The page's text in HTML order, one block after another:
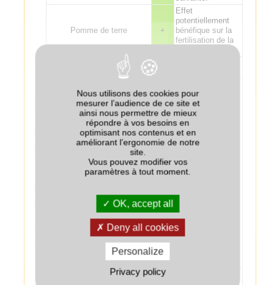
Pomme de terre +
Effet
potentiellement
bénéfique sur la
fertilisation de la
Lin +/-
potentiellement
bénéfique sur la
fertilisation de la
culture suivante :
attention aux
excès de
fibre. Risque de
phytotoxicité de
de un mois avant
le semis sur un
couvert non
Tabac (Virginie)
--
Nous utilisons des cookies pour
mesurer l’audience de ce site et
ainsi nous permettre de mieux
répondre à vos besoins en
optimisant nos contenus et en
améliorant l’ergonomie de notre
site.
Vous pouvez modifier vos
paramètres à tout moment.
OK, accept all
Deny all cookies
Personalize
Privacy policy